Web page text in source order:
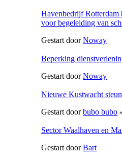
Havenbedrijf Rotterdam
voor begeleiding van
Gestart doorNoway
Beperking
Gestart doorNoway
Nieuwe Kustwacht
Gestart doorbubo bubo «
Sector Waalhaven en
Gestart doorBart